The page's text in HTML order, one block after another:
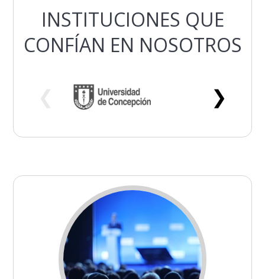
INSTITUCIONES QUE
CONFÍAN EN NOSOTROS
❯